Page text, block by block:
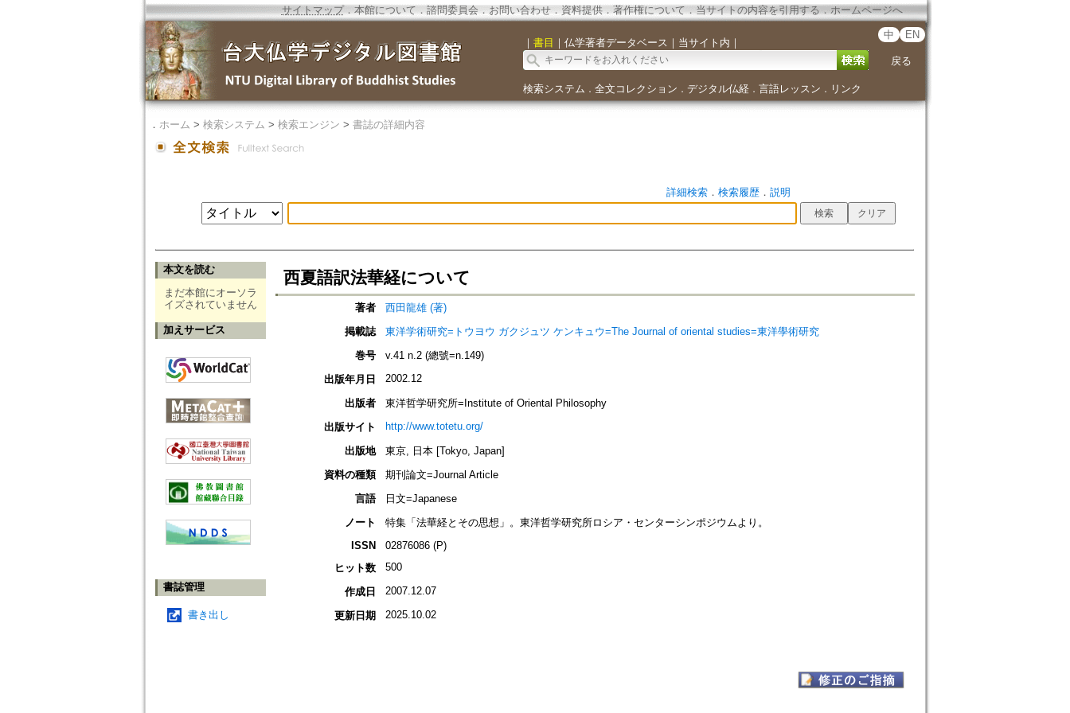
サイトマップ．本館について ． 諮問委員会． お問い合わせ． 資料提供． 著作権について．当サイトの内容を引用する ． ホームページへ
｜ 書目 ｜ 仏学著者データベース ｜ 当サイト内 ｜
中 EN
戻る
検索システム ． 全文コレクション ． デジタル仏経． 言語レッスン ． リンク
． ホーム > 検索システム > 検索エンジン > 書誌の詳細内容
詳細検索． 検索履歴． 説明
本文を読む
まだ本館にオーソラ
イズされていません
加えサービス
書誌管理
書き出し
西夏語訳法華経について
著者
西田龍雄 (著)
掲載誌
東洋学術研究=トウヨウ ガクジュツ ケンキュウ=The Journal of oriental studies=東洋學術研究
巻号
v.41 n.2 (總號=n.149)
出版年月日
2002.12
出版者
東洋哲学研究所=Institute of Oriental Philosophy
出版サイト
http://www.totetu.org/
出版地
東京, 日本 [Tokyo, Japan]
資料の種類
期刊論文=Journal Article
言語
日文=Japanese
ノート
特集「法華経とその思想」。東洋哲学研究所ロシア・センターシンポジウムより。
ISSN
02876086 (P)
ヒット数
500
作成日 2007.12.07
更新日期 2025.10.02